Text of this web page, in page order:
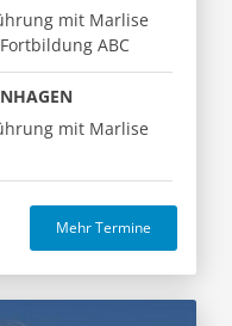
mit Marlise
ABC
mit Marlise
Mehr Termine